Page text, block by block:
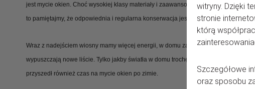
jest mycie okien. Choć wysokiej klasy materiały i zaawansowane technologie
to pamiętajmy, że odpowiednia i regularna konserwacja jest niezbędna.
Wraz z nadejściem wiosny mamy więcej energii, w domu zauważamy, że nasze
wypuszczają nowe liście. Tylko jakby światła w domu trochę mało, jakby
przyszedł również czas na mycie okien po zimie.
witryny. Dzięki
stronie
którą
Szczegółowe
oraz sposobu